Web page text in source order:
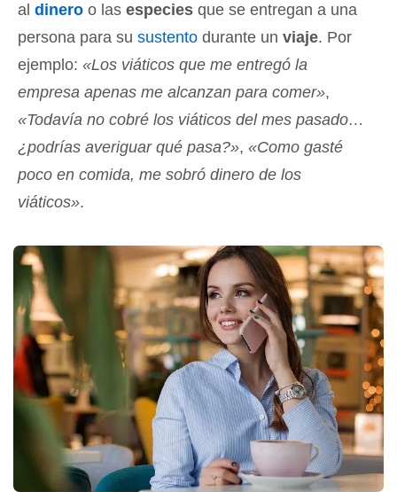
al dinero o las especies que se entregan a una
persona para su sustento durante un viaje. Por
ejemplo: «Los viáticos que me entregó la
empresa apenas me alcanzan para comer»,
«Todavía no cobré los viáticos del mes pasado…
¿podrías averiguar qué pasa?», «Como gasté
poco en comida, me sobró dinero de los
viáticos».